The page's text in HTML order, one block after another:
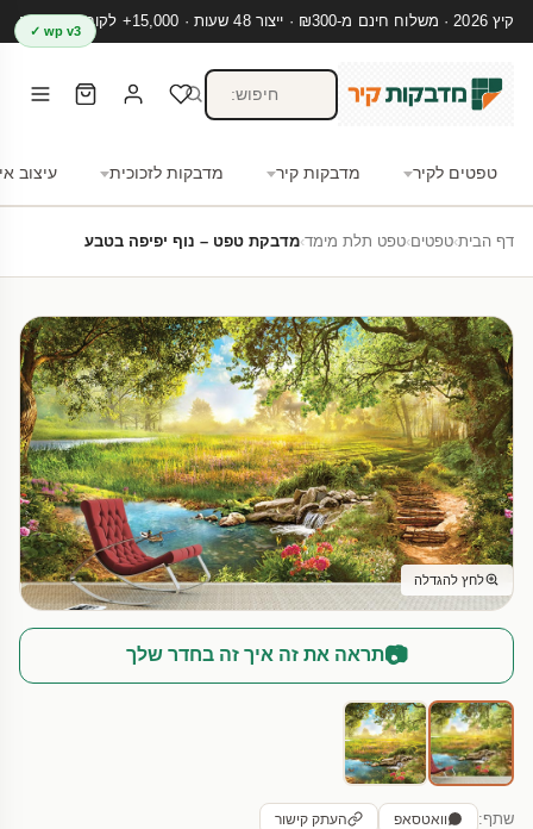
קיץ 2026 · משלוח חינם מ-₪300 · ייצור 48 שעות · 15,000+ לקוחות מרוצים
טפטים לקיר מדבקות קיר מדבקות לזכוכית עיצוב
wp v3 ✓
דף הבית›טפטים›טפט תלת מימד›מדבקת טפט – נוף יפיפה בטבע
לחץ להגדלה
📷תראה את זה איך זה בחדר שלך
שתף: וואטסאפ העתק קישור